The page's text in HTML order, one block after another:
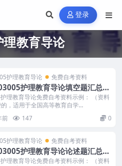
登录
教育导论
护理教育导论 免费自考资料
护理教育导论填空题汇总免
理教育导论免费自考资料示例： （资料
，适用于全国高等教育自学...
前
147 0
护理教育导论 免费自考资料
护理教育导论论述题汇总免
理教育导论免费自考资料示例： （资料